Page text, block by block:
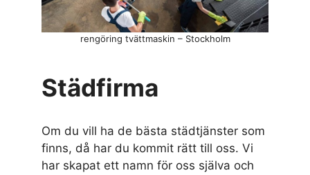
Städfirma
Om du vill ha de bästa städtjänster som
finns, då har du kommit rätt till oss. Vi
har skapat ett namn för oss själva och
rengöring tvättmaskin – Stockholm